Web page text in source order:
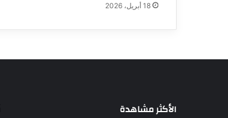
18 أبريل، 2026
الأكثر مشاهدة